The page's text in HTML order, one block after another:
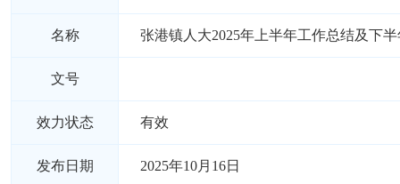
名称 张港镇人大2025年上半年工作总结及下
文号
效力状态 有效
发布日期 2025年10月16日